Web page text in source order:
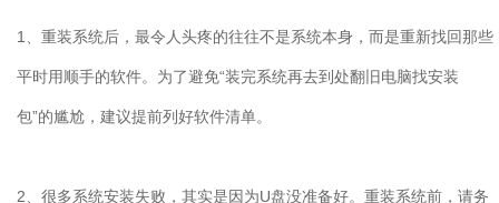
1、重装系统后，最令人头疼的往往不是系统本身，而是重新找回那些
平时用顺手的软件。为了避免“装完系统再去到处翻旧电脑找安装
包”的尴尬，建议提前列好软件清单。
2、很多系统安装失败，其实是因为U盘没准备好。重装系统前，请务